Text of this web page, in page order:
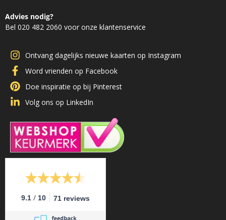
Advies nodig?
Bel 020 482 2060 voor onze klantenservice
Ontvang dagelijks nieuwe kaarten op Instagram
Word vrienden op Facebook
Doe inspiratie op bij Pinterest
Volg ons op LinkedIn
9.1 / 10 71 reviews